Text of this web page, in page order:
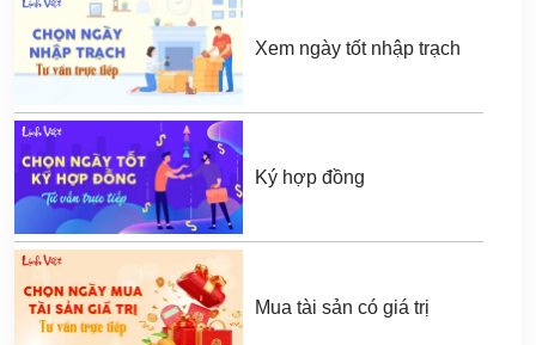
Xem ngày tốt nhập trạch
Ký hợp đồng
Mua tài sản có giá trị